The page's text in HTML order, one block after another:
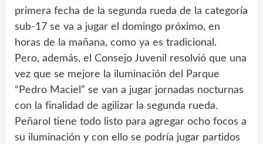
primera fecha de la segunda rueda de la categoría
sub-17 se va a jugar el domingo próximo, en
horas de la mañana, como ya es tradicional.
Pero, además, el Consejo Juvenil resolvió que una
vez que se mejore la iluminación del Parque
“Pedro Maciel” se van a jugar jornadas nocturnas
con la finalidad de agilizar la segunda rueda.
Peñarol tiene todo listo para agregar ocho focos a
su iluminación y con ello se podría jugar partidos